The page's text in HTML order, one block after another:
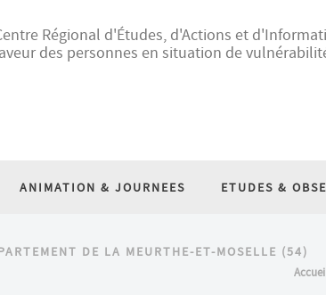
Régional d'Études, d'Actions et
des personnes en situation de
ANIMATION & JOURNEES ETUDES &
DE LA MEURTHE-ET-MOSELLE (54)